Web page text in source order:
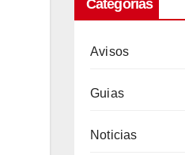
Categorías
Avisos
Guias
Noticias